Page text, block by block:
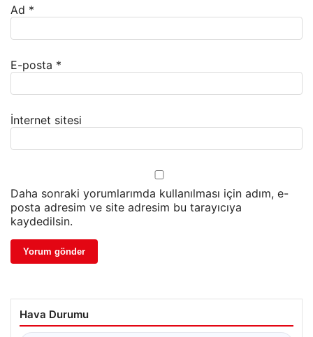
Ad *
E-posta *
İnternet sitesi
Daha sonraki yorumlarımda kullanılması için adım, e-
posta adresim ve site adresim bu tarayıcıya
kaydedilsin.
Hava Durumu